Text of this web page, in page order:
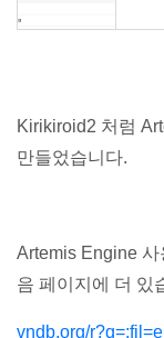
Kirikiroid2 처럼
만들었습니다.
Artemis Engine
음 페이지에 더 있
vndb.org/